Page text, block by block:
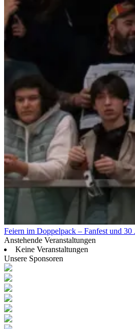
Feiern im Doppelpack – Fanfest und 30
Anstehende Veranstaltungen
Keine Veranstaltungen
Unsere Sponsoren